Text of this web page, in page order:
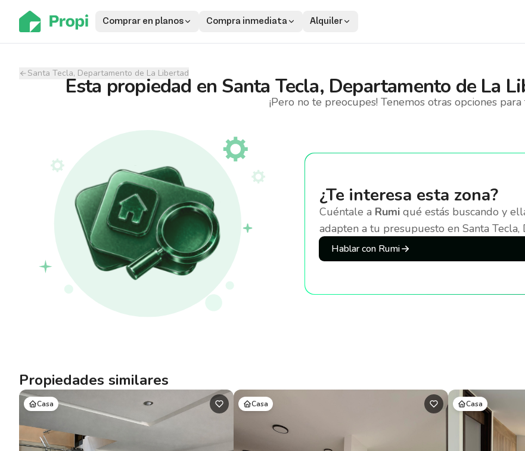
Comprar en planos Compra inmediata Alquiler
Santa Tecla, Departamento de La Libertad
Esta propiedad en Santa Tecla, Departamento de La
¡Pero no te preocupes! Tenemos otras opciones para
¿Te interesa esta zona?
Cuéntale a Rumi qué estás buscando y
adapten a tu presupuesto en Santa
Hablar con Rumi
Propiedades similares
Casa Casa Casa